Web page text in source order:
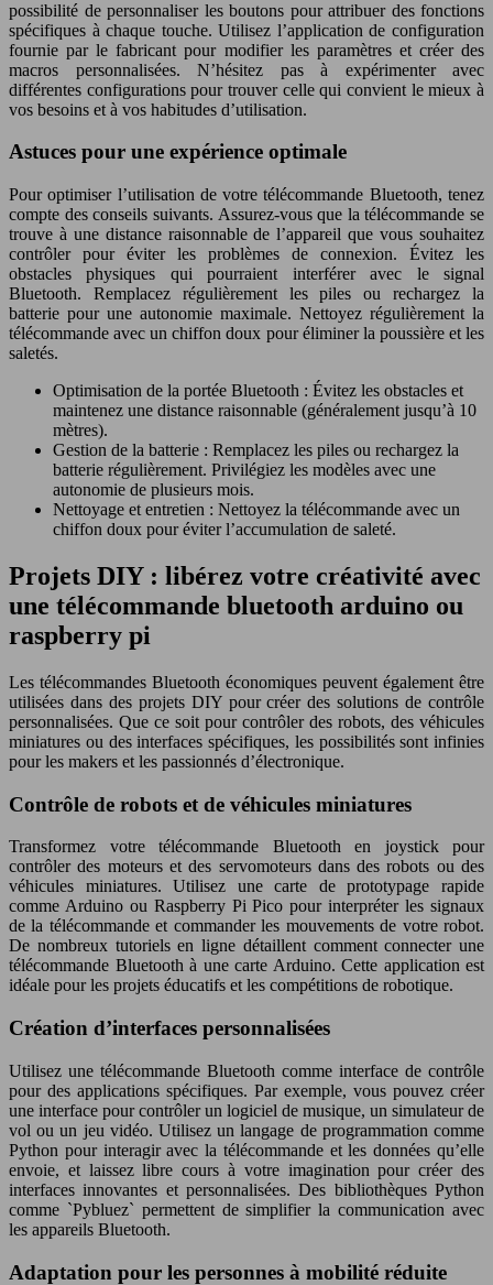
possibilité de personnaliser les boutons pour attribuer des fonctions
spécifiques à chaque touche. Utilisez l’application de configuration
fournie par le fabricant pour modifier les paramètres et créer des
macros personnalisées. N’hésitez pas à expérimenter avec
différentes configurations pour trouver celle qui convient le mieux à
vos besoins et à vos habitudes d’utilisation.
Astuces pour une expérience optimale
Pour optimiser l’utilisation de votre télécommande Bluetooth, tenez
compte des conseils suivants. Assurez-vous que la télécommande se
trouve à une distance raisonnable de l’appareil que vous souhaitez
contrôler pour éviter les problèmes de connexion. Évitez les
obstacles physiques qui pourraient interférer avec le signal
Bluetooth. Remplacez régulièrement les piles ou rechargez la
batterie pour une autonomie maximale. Nettoyez régulièrement la
télécommande avec un chiffon doux pour éliminer la poussière et les
saletés.
Optimisation de la portée Bluetooth : Évitez les obstacles et
maintenez une distance raisonnable (généralement jusqu’à 10
mètres).
Gestion de la batterie : Remplacez les piles ou rechargez la
batterie régulièrement. Privilégiez les modèles avec une
autonomie de plusieurs mois.
Nettoyage et entretien : Nettoyez la télécommande avec un
chiffon doux pour éviter l’accumulation de saleté.
Projets DIY : libérez votre créativité avec
une télécommande bluetooth arduino ou
raspberry pi
Les télécommandes Bluetooth économiques peuvent également être
utilisées dans des projets DIY pour créer des solutions de contrôle
personnalisées. Que ce soit pour contrôler des robots, des véhicules
miniatures ou des interfaces spécifiques, les possibilités sont infinies
pour les makers et les passionnés d’électronique.
Contrôle de robots et de véhicules miniatures
Transformez votre télécommande Bluetooth en joystick pour
contrôler des moteurs et des servomoteurs dans des robots ou des
véhicules miniatures. Utilisez une carte de prototypage rapide
comme Arduino ou Raspberry Pi Pico pour interpréter les signaux
de la télécommande et commander les mouvements de votre robot.
De nombreux tutoriels en ligne détaillent comment connecter une
télécommande Bluetooth à une carte Arduino. Cette application est
idéale pour les projets éducatifs et les compétitions de robotique.
Création d’interfaces personnalisées
Utilisez une télécommande Bluetooth comme interface de contrôle
pour des applications spécifiques. Par exemple, vous pouvez créer
une interface pour contrôler un logiciel de musique, un simulateur de
vol ou un jeu vidéo. Utilisez un langage de programmation comme
Python pour interagir avec la télécommande et les données qu’elle
envoie, et laissez libre cours à votre imagination pour créer des
interfaces innovantes et personnalisées. Des bibliothèques Python
comme `Pybluez` permettent de simplifier la communication avec
les appareils Bluetooth.
Adaptation pour les personnes à mobilité réduite